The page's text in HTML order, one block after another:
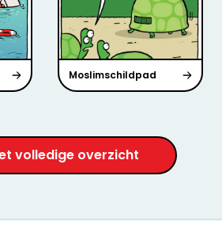
Moslimschildpad
volledige overzicht